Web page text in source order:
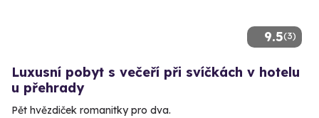
9.5(3)
Luxusní pobyt s večeří při svíčkách v hotelu
u přehrady
Pět hvězdiček romanitky pro dva.